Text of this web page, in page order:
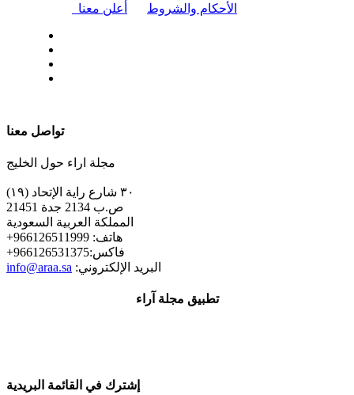
أعلن معنا الأحكام والشروط
تواصل معنا
مجلة اراء حول الخليج
٣٠ شارع راية الإتحاد (١٩)
ص.ب 2134 جدة 21451
المملكة العربية السعودية
+هاتف: 966126511999
+فاكس:966126531375
info@araa.sa :البريد الإلكتروني
تطبيق مجلة آراء
إشترك في القائمة البريدية